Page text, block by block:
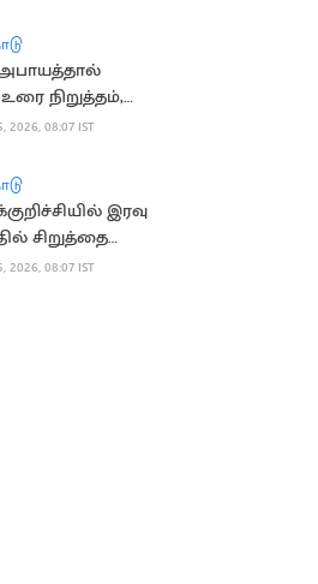
உரை நிறுத்தம்,
வெளியேற்றம்
2026, 08:07 IST
இரவு
சிறுத்தை
அச்சம்
2026, 08:07 IST